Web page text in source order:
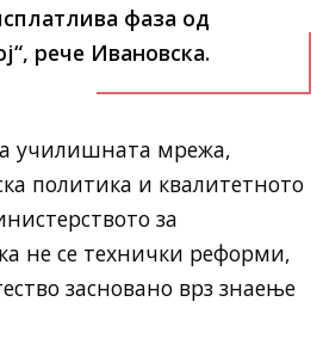
фаза од
рече Ивановска.
училишната мрежа,
политика и квалитетното
за
не се технички реформи,
засновано врз знаење